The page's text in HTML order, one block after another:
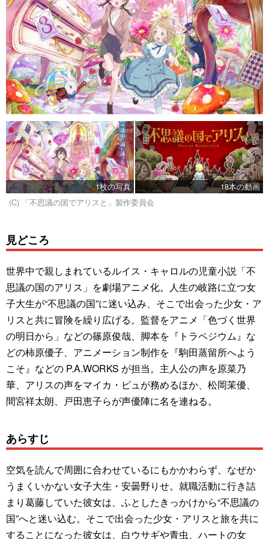
1枚の写真
18本の動画
(C) 「不思議の国でアリスと」製作委員会
見どころ
世界中で親しまれているルイス・キャロルの児童小説「不
思議の国のアリス」を劇場アニメ化。人生の岐路に立つ女
子大生が“不思議の国”に迷い込み、そこで出会った少女・ア
リスと共に冒険を繰り広げる。監督をアニメ「色づく世界
の明日から」などの篠原俊哉、脚本を『トラペジウム』な
どの柿原優子、アニメーション制作を『駒田蒸留所へよう
こそ』などの P.A.WORKS が担当。主人公の声を原菜乃
華、アリスの声をマイカ・ピュが務めるほか、松岡茉優、
間宮祥太朗、戸田恵子らが声優陣に名を連ねる。
あらすじ
空気を読んで周囲に合わせているにもかかわらず、なぜか
うまくいかない女子大生・安曇野りせ。就職活動に行き詰
まり葛藤していた彼女は、ふとしたきっかけから“不思議の
国”へと迷い込む。そこで出会った少女・アリスと旅を共に
することになった彼女は、白ウサギや青虫、ハートの女